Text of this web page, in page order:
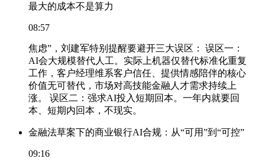
最大的成本不是算力
08:57
焦虑”，刘建军特别提醒要避开三大误区： 误区一：
AI会大规模替代人工。实际上机器仅替代标准化重复
工作，客户经理维系客户信任、提供情感陪伴的核心
价值无可替代，市场对高技能金融人才需求持续上
涨。 误区二：强求AI投入短期回本。一年内就要回
本、短期内回本，不现实。
金融法草案下的商业银行AI合规：从“可用”到“可控”
09:16